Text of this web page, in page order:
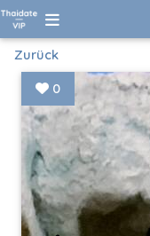
Zurück
0